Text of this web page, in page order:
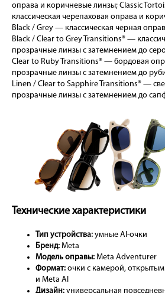
оправа и коричневые линзы; Classic
классическая черепаховая оправа и
Black / Grey — классическая черная
Black / Clear to Grey Transitions® —
прозрачные линзы с затемнением до
Clear to Ruby Transitions® — бордовая
прозрачные линзы с затемнением до
Linen / Clear to Sapphire Transitions® —
прозрачные линзы с затемнением до
Технические характеристики
Тип устройства: умные AI-очки
Бренд: Meta
Модель оправы: Meta Adventurer
Формат: очки с камерой,
и Meta AI
Дизайн: универсальная